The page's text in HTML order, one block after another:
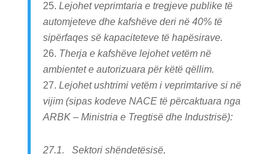
Lejohet veprimtaria e tregjeve publike të
automjeteve dhe kafshëve deri në 40% të
sipërfaqes së kapaciteteve të hapësirave.
Therja e kafshëve lejohet vetëm në
ambientet e autorizuara për këtë qëllim.
Lejohet ushtrimi vetëm i veprimtarive si në
vijim (sipas kodeve NACE të përcaktuara nga
ARBK – Ministria e Tregtisë dhe Industrisë):
27.1. Sektori shëndetësisë,